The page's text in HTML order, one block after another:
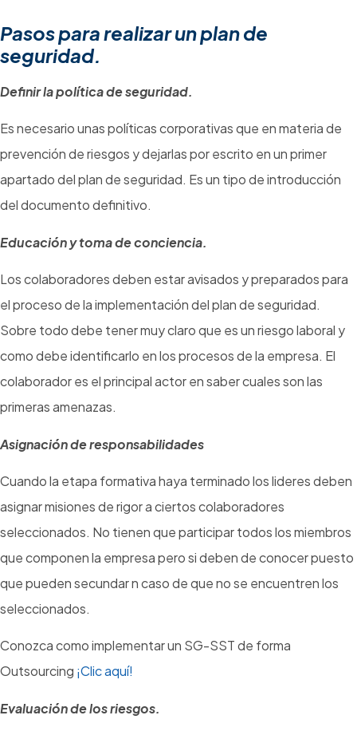
Pasos para realizar un plan de
seguridad.
Definir la política de seguridad.
Es necesario unas políticas corporativas que en materia de
prevención de riesgos y dejarlas por escrito en un primer
apartado del plan de seguridad. Es un tipo de introducción
del documento definitivo.
Educación y toma de conciencia.
Los colaboradores deben estar avisados y preparados para
el proceso de la implementación del plan de seguridad.
Sobre todo debe tener muy claro que es un riesgo laboral y
como debe identificarlo en los procesos de la empresa. El
colaborador es el principal actor en saber cuales son las
primeras amenazas.
Asignación de responsabilidades
Cuando la etapa formativa haya terminado los lideres deben
asignar misiones de rigor a ciertos colaboradores
seleccionados. No tienen que participar todos los miembros
que componen la empresa pero si deben de conocer puesto
que pueden secundar n caso de que no se encuentren los
seleccionados.
Conozca como implementar un SG-SST de forma
Outsourcing ¡Clic aquí!
Evaluación de los riesgos.